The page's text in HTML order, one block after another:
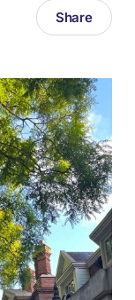
Share